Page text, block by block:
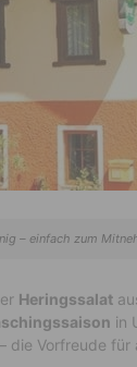
– einfach zum
Heringssalat
in
Vorfreude für